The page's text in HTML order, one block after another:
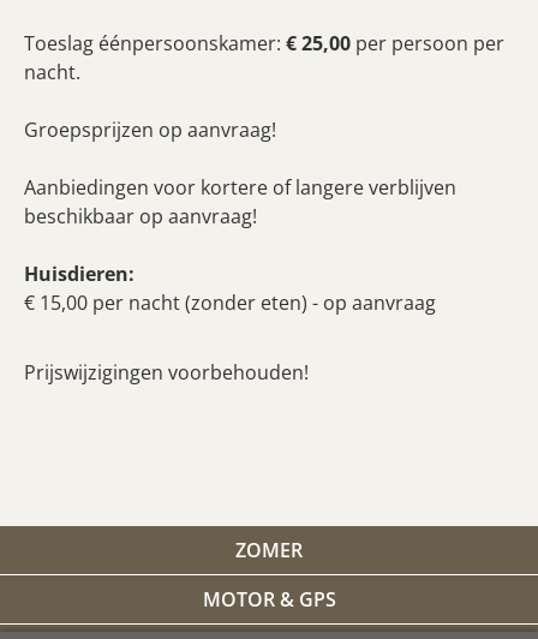
Toeslag éénpersoonskamer: € 25,00 per persoon per
nacht.
Groepsprijzen op aanvraag!
Aanbiedingen voor kortere of langere verblijven
beschikbaar op aanvraag!
Huisdieren:
€ 15,00 per nacht (zonder eten) - op aanvraag
Prijswijzigingen voorbehouden!
ZOMER
MOTOR & GPS